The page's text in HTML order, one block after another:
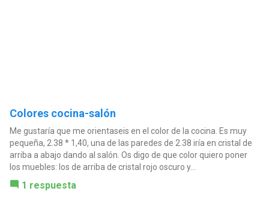
Colores cocina-salón
Me gustaría que me orientaseis en el color de la cocina. Es muy
pequeña, 2.38 * 1,40, una de las paredes de 2.38 iría en cristal de
arriba a abajo dando al salón. Os digo de que color quiero poner
los muebles: los de arriba de cristal rojo oscuro y...
1 respuesta